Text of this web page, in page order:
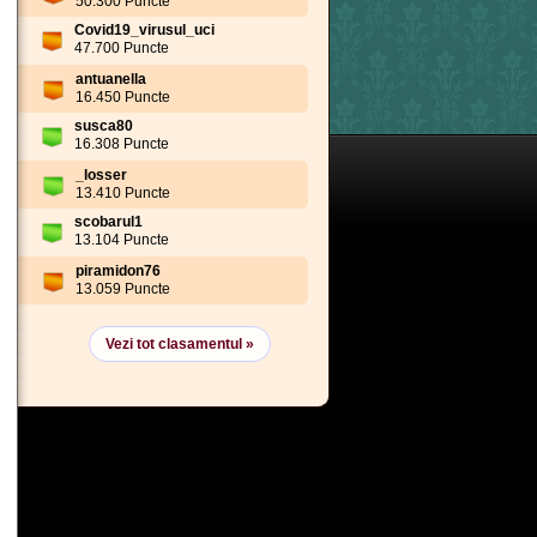
Covid19_virusul_uci
47.700 Puncte
antuanella
16.450 Puncte
susca80
16.308 Puncte
_losser
13.410 Puncte
scobarul1
13.104 Puncte
piramidon76
13.059 Puncte
Vezi tot clasamentul »